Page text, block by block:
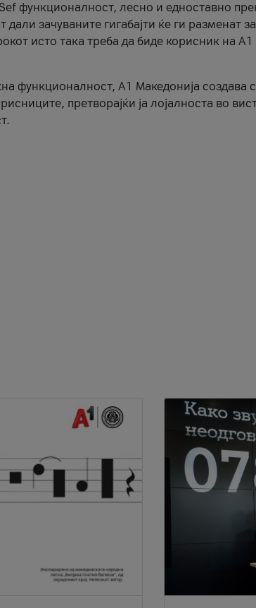
функционалност, лесно и едноставно
зачуваните гигабајти ќе ги разменат
исто така треба да биде корисник на
функционалност, А1 Македонија создава
претворајќи ја лојалноста во